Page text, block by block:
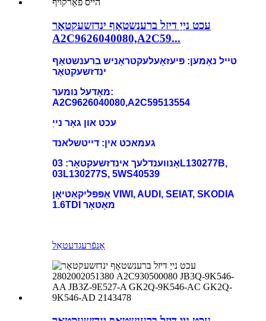
עכט נייַ דיזל ברענשטאָף ינדזשעקטאָר
A2C9626040080,A2C59...
טייל נאָמען: פּיעזאָעלעקטראָניש ברענשטאָף
ינדזשעקטאָר
מאָדעל נומער:
A2C9626040080,A2C59513554
עכט און גאָר נייַ
געמאכט אין: דייטשלאנד
אָנווענדלעך אינדזשעקטאָר: 03L130277B,
03L130277S, 5WS40539
אַפּפּליקאַטיאָן VIWI, AUDI, SEIAT, SKODIA
1.6TDI מאָטאָר
אָנפֿרעגדעטאַל